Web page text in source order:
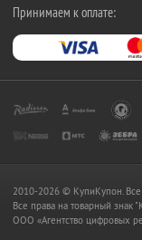
Принимаем к оплате:
2010-2026 © КупиКупон.
Все права на товарный знак
OOO «Агентство цифровых